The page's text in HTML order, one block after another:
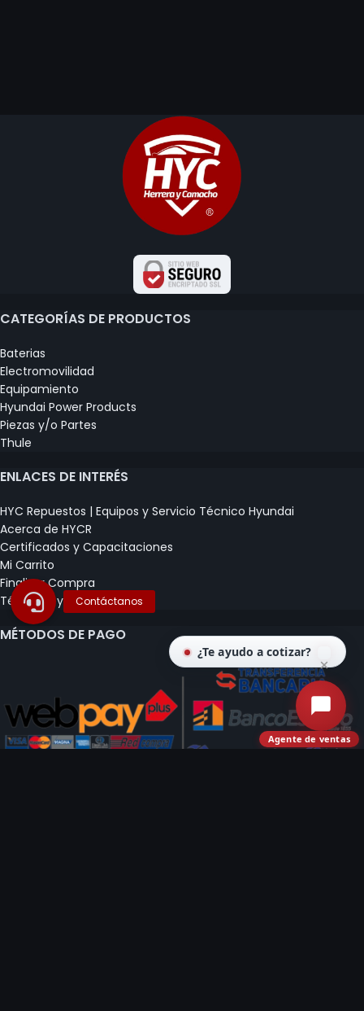
CATEGORÍAS DE PRODUCTOS
Baterias
Electromovilidad
Equipamiento
Hyundai Power Products
Piezas y/o Partes
Thule
ENLACES DE INTERÉS
HYC Repuestos | Equipos y Servicio Técnico Hyundai
Acerca de HYCR
Certificados y Capacitaciones
Mi Carrito
Finalizar Compra
Términos y Condiciones
MÉTODOS DE PAGO
¿Te ayudo a cotizar?
Agente de ventas